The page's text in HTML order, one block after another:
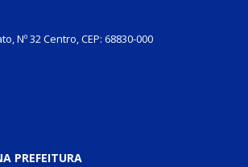
Nº 32 Centro, CEP: 68830-000
PREFEITURA